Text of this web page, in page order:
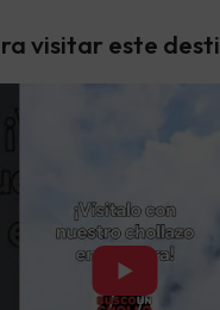
visitar este
▶